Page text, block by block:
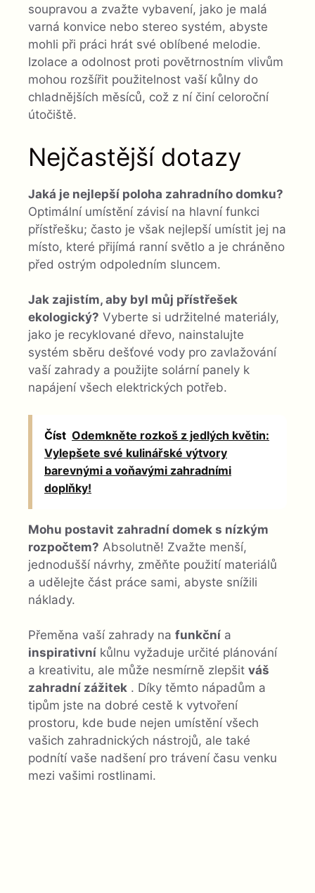
soupravou a zvažte vybavení, jako je malá
varná konvice nebo stereo systém, abyste
mohli při práci hrát své oblíbené melodie.
Izolace a odolnost proti povětrnostním vlivům
mohou rozšířit použitelnost vaší kůlny do
chladnějších měsíců, což z ní činí celoroční
útočiště.
Nejčastější dotazy
Jaká je nejlepší poloha zahradního domku?
Optimální umístění závisí na hlavní funkci
přístřešku; často je však nejlepší umístit jej na
místo, které přijímá ranní světlo a je chráněno
před ostrým odpoledním sluncem.
Jak zajistím, aby byl můj přístřešek
ekologický? Vyberte si udržitelné materiály,
jako je recyklované dřevo, nainstalujte
systém sběru dešťové vody pro zavlažování
vaší zahrady a použijte solární panely k
napájení všech elektrických potřeb.
Číst Odemkněte rozkoš z jedlých květin:
Vylepšete své kulinářské výtvory
barevnými a voňavými zahradními
doplňky!
Mohu postavit zahradní domek s nízkým
rozpočtem? Absolutně! Zvažte menší,
jednodušší návrhy, změňte použití materiálů
a udělejte část práce sami, abyste snížili
náklady.
Přeměna vaší zahrady na funkční a
inspirativní kůlnu vyžaduje určité plánování
a kreativitu, ale může nesmírně zlepšit váš
zahradní zážitek . Díky těmto nápadům a
tipům jste na dobré cestě k vytvoření
prostoru, kde bude nejen umístění všech
vašich zahradnických nástrojů, ale také
podnítí vaše nadšení pro trávení času venku
mezi vašimi rostlinami.